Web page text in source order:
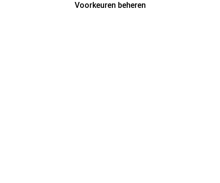
Voorkeuren beheren